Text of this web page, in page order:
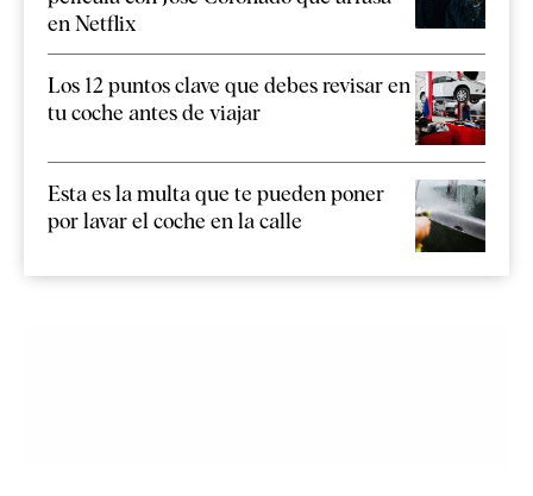
en Netflix
Los 12 puntos clave que debes revisar en
tu coche antes de viajar
Esta es la multa que te pueden poner
por lavar el coche en la calle